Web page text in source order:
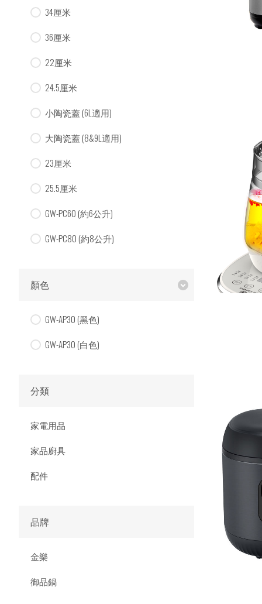
34厘米
36厘米
22厘米
24.5厘米
小陶瓷蓋 (6L適用)
大陶瓷蓋 (8&9L適用)
23厘米
25.5厘米
GW-PC60 (約6公升)
GW-PC80 (約8公升)
顏色
GW-AP30 (黑色)
GW-AP30 (白色)
分類
家電用品
家品廚具
配件
品牌
金樂
御品鍋